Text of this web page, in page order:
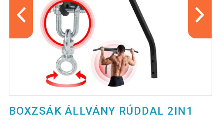
BOXZSÁK ÁLLVÁNY RÚDDAL 2IN1